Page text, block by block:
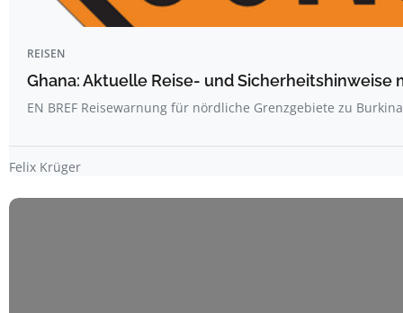
REISEN
Ghana: Aktuelle Reise- und Sicherheitshinweise
EN BREF Reisewarnung für nördliche Grenzgebiete zu
Felix Krüger